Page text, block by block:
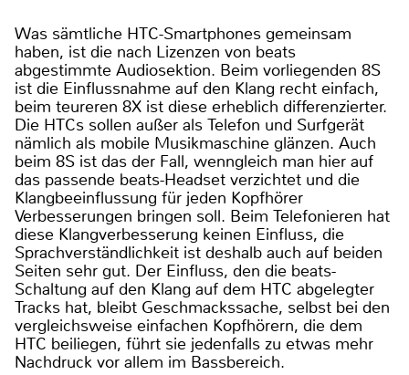
Was sämtliche HTC-Smartphones gemeinsam
haben, ist die nach Lizenzen von beats
abgestimmte Audiosektion. Beim vorliegenden 8S
ist die Einflussnahme auf den Klang recht einfach,
beim teureren 8X ist diese erheblich differenzierter.
Die HTCs sollen außer als Telefon und Surfgerät
nämlich als mobile Musikmaschine glänzen. Auch
beim 8S ist das der Fall, wenngleich man hier auf
das passende beats-Headset verzichtet und die
Klangbeeinflussung für jeden Kopfhörer
Verbesserungen bringen soll. Beim Telefonieren hat
diese Klangverbesserung keinen Einfluss, die
Sprachverständlichkeit ist deshalb auch auf beiden
Seiten sehr gut. Der Einfluss, den die beats-
Schaltung auf den Klang auf dem HTC abgelegter
Tracks hat, bleibt Geschmackssache, selbst bei den
vergleichsweise einfachen Kopfhörern, die dem
HTC beiliegen, führt sie jedenfalls zu etwas mehr
Nachdruck vor allem im Bassbereich.